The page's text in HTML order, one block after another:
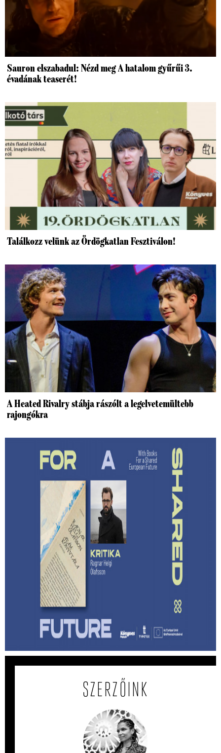
Sauron elszabadul: Nézd meg A hatalom gyűrűi 3.
évadának teaserét!
Találkozz velünk az Ördögkatlan Fesztiválon!
A Heated Rivalry stábja rászólt a legelvetemültebb
rajongókra
Lehet-e izgalmas egy
hagyatékfelszámolás? – Ragnar Helgi
Ólafsson: Apám könyvtára
Megmenthető-e a feledéstől mindaz, ami számunkra
értékes akkor, ha írunk róla?
SZERZŐINK